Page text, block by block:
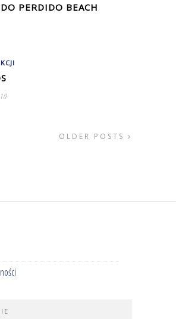
PERDIDO BEACH
OLDER POSTS